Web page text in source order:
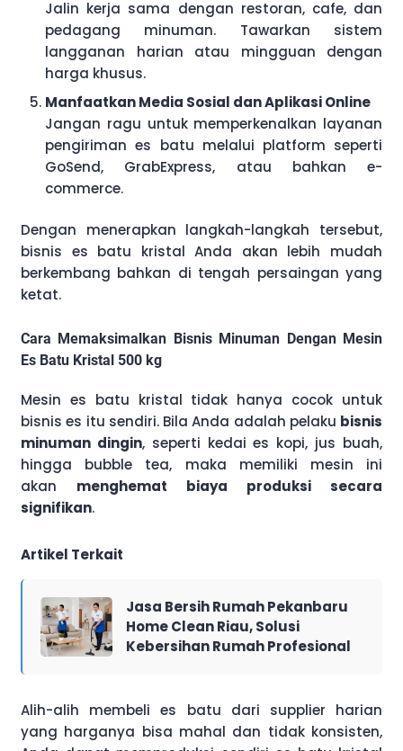
Jalin kerja sama dengan restoran, cafe, dan
pedagang minuman. Tawarkan sistem
langganan harian atau mingguan dengan
harga khusus.
Manfaatkan Media Sosial dan Aplikasi Online
Jangan ragu untuk memperkenalkan layanan
pengiriman es batu melalui platform seperti
GoSend, GrabExpress, atau bahkan e-
commerce.
Dengan menerapkan langkah-langkah tersebut,
bisnis es batu kristal Anda akan lebih mudah
berkembang bahkan di tengah persaingan yang
ketat.
Cara Memaksimalkan Bisnis Minuman Dengan Mesin
Es Batu Kristal 500 kg
Mesin es batu kristal tidak hanya cocok untuk
bisnis es itu sendiri. Bila Anda adalah pelaku bisnis
minuman dingin, seperti kedai es kopi, jus buah,
hingga bubble tea, maka memiliki mesin ini
akan menghemat biaya produksi secara
signifikan.
Artikel Terkait
Jasa Bersih Rumah Pekanbaru
Home Clean Riau, Solusi
Kebersihan Rumah Profesional
Alih-alih membeli es batu dari supplier harian
yang harganya bisa mahal dan tidak konsisten,